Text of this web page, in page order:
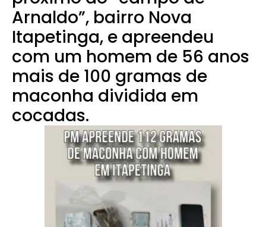
Arnaldo”, bairro Nova
Itapetinga, e apreendeu
com um homem de 56 anos
mais de 100 gramas de
maconha dividida em
cocadas.